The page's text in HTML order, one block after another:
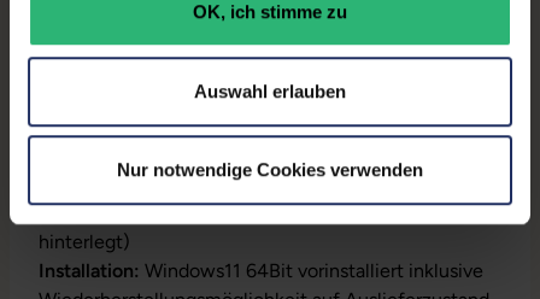
OK, ich stimme zu
Auswahl erlauben
Nur notwendige Cookies verwenden
Produktbeschreibung
Produktschlüssel (Der Aufkleber befindet sich auf
dem Gehäuse oder die Lizenz ist bereits digital
hinterlegt)
Installation: Windows11 64Bit vorinstalliert inklusive